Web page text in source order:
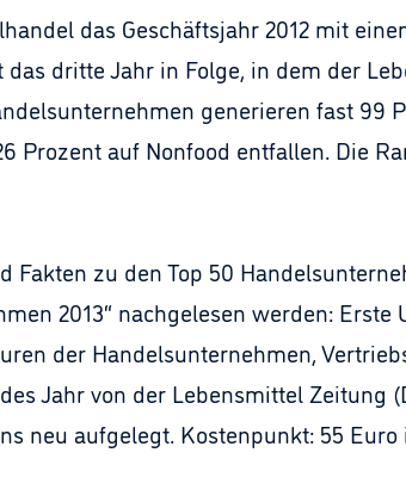
das Geschäftsjahr 2012 mit
das dritte Jahr in Folge, in dem der
generieren fast 99
Prozent auf Nonfood entfallen. Die
Fakten zu den Top 50
2013“ nachgelesen werden:
der Handelsunternehmen,
Jahr von der Lebensmittel Zeitung
neu aufgelegt. Kostenpunkt: 55